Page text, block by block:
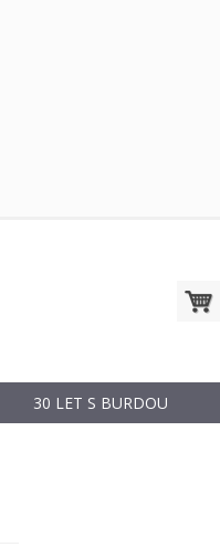
30 LET S BURDOU